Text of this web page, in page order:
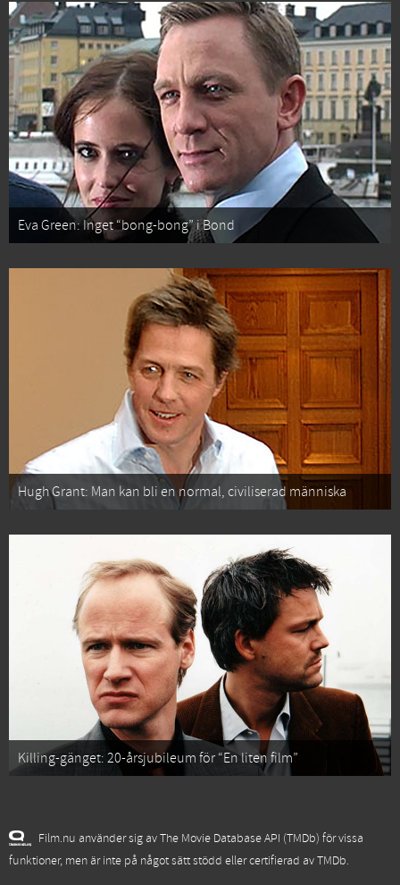
Eva Green: Inget “bong-bong” i Bond
Hugh Grant: Man kan bli en normal, civiliserad människa
Killing-gänget: 20-årsjubileum för “En liten film”
Film.nu använder sig av The Movie Database API (TMDb) för vissa
funktioner, men är inte på något sätt stödd eller certifierad av TMDb.